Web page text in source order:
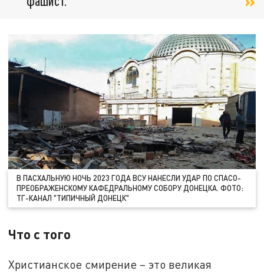
В ПАСХАЛЬНУЮ НОЧЬ 2023 ГОДА ВСУ НАНЕСЛИ УДАР ПО СПАСО-
ПРЕОБРАЖЕНСКОМУ КАФЕДРАЛЬНОМУ СОБОРУ ДОНЕЦКА. ФОТО:
ТГ-КАНАЛ "ТИПИЧНЫЙ ДОНЕЦК"
Что с того
Христианское смирение – это великая